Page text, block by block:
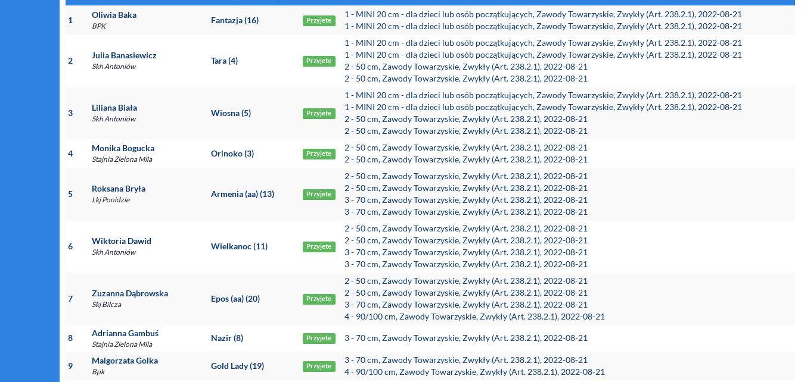
1
Oliwia Baka
BPK
Fantazja (16) Przyjete
1 - MINI 20 cm - dla dzieci lub osób początkujących, Zawody Towarzyskie, Zwykły (Art. 238.2.1), 2022-08-21
1 - MINI 20 cm - dla dzieci lub osób początkujących, Zawody Towarzyskie, Zwykły (Art. 238.2.1), 2022-08-21
2
Julia Banasiewicz
Skh Antoniów
Tara (4) Przyjete
1 - MINI 20 cm - dla dzieci lub osób początkujących, Zawody Towarzyskie, Zwykły (Art. 238.2.1), 2022-08-21
1 - MINI 20 cm - dla dzieci lub osób początkujących, Zawody Towarzyskie, Zwykły (Art. 238.2.1), 2022-08-21
2 - 50 cm, Zawody Towarzyskie, Zwykły (Art. 238.2.1), 2022-08-21
2 - 50 cm, Zawody Towarzyskie, Zwykły (Art. 238.2.1), 2022-08-21
3
Liliana Biała
Skh Antoniów
Wiosna (5) Przyjete
1 - MINI 20 cm - dla dzieci lub osób początkujących, Zawody Towarzyskie, Zwykły (Art. 238.2.1), 2022-08-21
1 - MINI 20 cm - dla dzieci lub osób początkujących, Zawody Towarzyskie, Zwykły (Art. 238.2.1), 2022-08-21
2 - 50 cm, Zawody Towarzyskie, Zwykły (Art. 238.2.1), 2022-08-21
2 - 50 cm, Zawody Towarzyskie, Zwykły (Art. 238.2.1), 2022-08-21
4
Monika Bogucka
Stajnia Zielona Mila
Orinoko (3) Przyjete
2 - 50 cm, Zawody Towarzyskie, Zwykły (Art. 238.2.1), 2022-08-21
2 - 50 cm, Zawody Towarzyskie, Zwykły (Art. 238.2.1), 2022-08-21
5
Roksana Bryła
Lkj Ponidzie
Armenia (aa) (13) Przyjete
2 - 50 cm, Zawody Towarzyskie, Zwykły (Art. 238.2.1), 2022-08-21
2 - 50 cm, Zawody Towarzyskie, Zwykły (Art. 238.2.1), 2022-08-21
3 - 70 cm, Zawody Towarzyskie, Zwykły (Art. 238.2.1), 2022-08-21
3 - 70 cm, Zawody Towarzyskie, Zwykły (Art. 238.2.1), 2022-08-21
6
Wiktoria Dawid
Skh Antoniów
Wielkanoc (11) Przyjete
2 - 50 cm, Zawody Towarzyskie, Zwykły (Art. 238.2.1), 2022-08-21
2 - 50 cm, Zawody Towarzyskie, Zwykły (Art. 238.2.1), 2022-08-21
3 - 70 cm, Zawody Towarzyskie, Zwykły (Art. 238.2.1), 2022-08-21
3 - 70 cm, Zawody Towarzyskie, Zwykły (Art. 238.2.1), 2022-08-21
7
Zuzanna Dąbrowska
Skj Bilcza
Epos (aa) (20) Przyjete
2 - 50 cm, Zawody Towarzyskie, Zwykły (Art. 238.2.1), 2022-08-21
2 - 50 cm, Zawody Towarzyskie, Zwykły (Art. 238.2.1), 2022-08-21
3 - 70 cm, Zawody Towarzyskie, Zwykły (Art. 238.2.1), 2022-08-21
4 - 90/100 cm, Zawody Towarzyskie, Zwykły (Art. 238.2.1), 2022-08-21
8 Adrianna Gambuś
Stajnia Zielona Mila
Nazir (8) Przyjete 3 - 70 cm, Zawody Towarzyskie, Zwykły (Art. 238.2.1), 2022-08-21
9
Malgorzata Golka
Bpk
Gold Lady (19) Przyjete
3 - 70 cm, Zawody Towarzyskie, Zwykły (Art. 238.2.1), 2022-08-21
4 - 90/100 cm, Zawody Towarzyskie, Zwykły (Art. 238.2.1), 2022-08-21